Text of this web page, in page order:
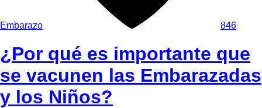
Embarazo 846
¿Por qué es importante que
se vacunen las Embarazadas
y los Niños?